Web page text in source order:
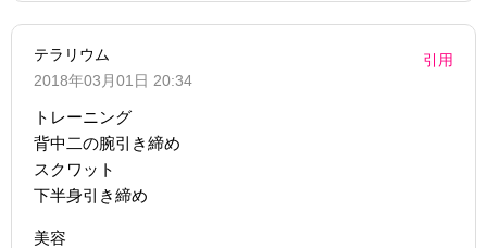
テラリウム
2018年03月01日 20:34
引用
トレーニング
背中二の腕引き締め
スクワット
下半身引き締め
美容